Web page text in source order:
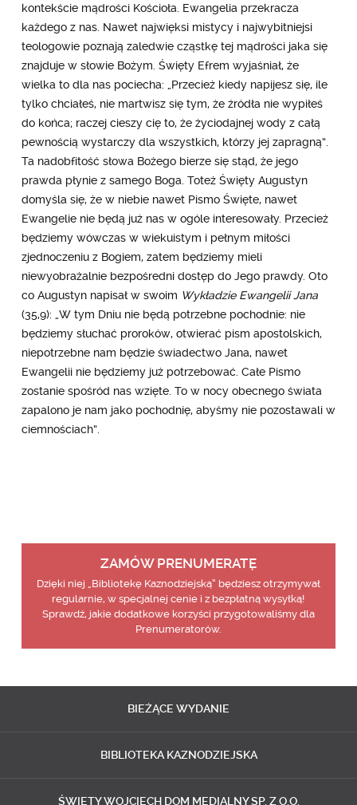
kontekście mądrości Kościoła. Ewangelia przekracza
każdego z nas. Nawet najwięksi mistycy i najwybitniejsi
teologowie poznają zaledwie cząstkę tej mądrości jaka się
znajduje w słowie Bożym. Święty Efrem wyjaśniał, że
wielka to dla nas pociecha: „Przecież kiedy napijesz się, ile
tylko chciałeś, nie martwisz się tym, że źródła nie wypiłeś
do końca; raczej cieszy cię to, że życiodajnej wody z całą
pewnością wystarczy dla wszystkich, którzy jej zapragną”.
Ta nadobfitość słowa Bożego bierze się stąd, że jego
prawda płynie z samego Boga. Toteż Święty Augustyn
domyśla się, że w niebie nawet Pismo Święte, nawet
Ewangelie nie będą już nas w ogóle interesowały. Przecież
będziemy wówczas w wiekuistym i pełnym miłości
zjednoczeniu z Bogiem, zatem będziemy mieli
niewyobrażalnie bezpośredni dostęp do Jego prawdy. Oto
co Augustyn napisał w swoim Wykładzie Ewangelii Jana
(35,9): „W tym Dniu nie będą potrzebne pochodnie: nie
będziemy słuchać proroków, otwierać pism apostolskich,
niepotrzebne nam będzie świadectwo Jana, nawet
Ewangelii nie będziemy już potrzebować. Całe Pismo
zostanie spośród nas wzięte. To w nocy obecnego świata
zapalono je nam jako pochodnię, abyśmy nie pozostawali w
ciemnościach”.
ZAMÓW PRENUMERATĘ
Dzięki niej „Bibliotekę Kaznodziejską” będziesz otrzymywał
regularnie, w specjalnej cenie i z bezpłatną wysyłką!
Sprawdź, jakie dodatkowe korzyści przygotowaliśmy dla
Prenumeratorów.
BIEŻĄCE WYDANIE
BIBLIOTEKA KAZNODZIEJSKA
ŚWIĘTY WOJCIECH DOM MEDIALNY SP. Z O.O.